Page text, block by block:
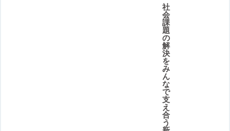
社
会
課
題
の
解
決
を
み
ん
な
で
支
え
合
う